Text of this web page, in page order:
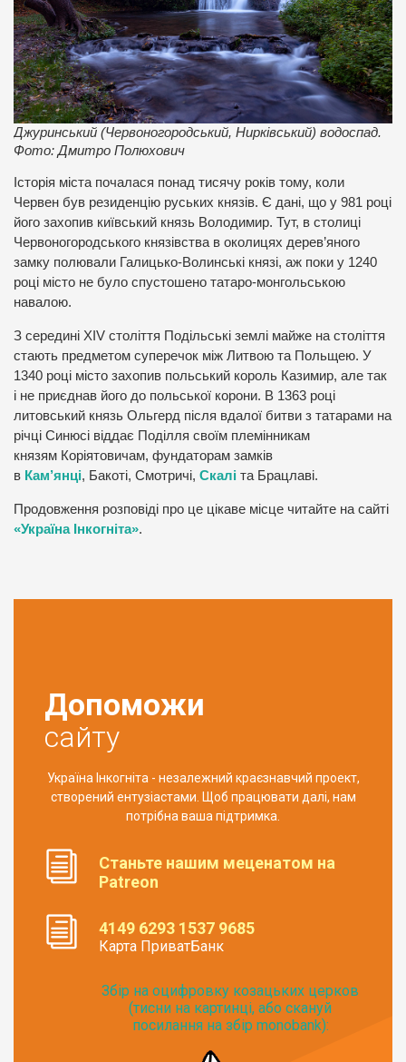
Джуринський (Червоногородський, Нирківський) водоспад.
Фото: Дмитро Полюхович
Історія міста почалася понад тисячу років тому, коли
Червен був резиденцію руських князів. Є дані, що у 981 році
його захопив київський князь Володимир. Тут, в столиці
Червоногородського князівства в околицях дерев’яного
замку полювали Галицько-Волинські князі, аж поки у 1240
році місто не було спустошено татаро-монгольською
навалою.
З середині XIV століття Подільські землі майже на століття
стають предметом суперечок між Литвою та Польщею. У
1340 році місто захопив польський король Казимир, але так
і не приєднав його до польської корони. В 1363 році
литовський князь Ольгерд після вдалої битви з татарами на
річці Синюсі віддає Поділля своїм племінникам
князям Коріятовичам, фундаторам замків
в Кам’янці, Бакоті, Смотричі, Скалі та Брацлаві.
Продовження розповіді про це цікаве місце читайте на сайті
«Україна Інкогніта».
Допоможи
сайту
Україна Інкогніта - незалежний краєзнавчий проект,
створений ентузіастами. Щоб працювати далі, нам
потрібна ваша підтримка.
Станьте нашим меценатом на
Patreon
4149 6293 1537 9685
Карта ПриватБанк
Збір на оцифровку козацьких церков
(тисни на картинці, або скануй
посилання на збір monobank):